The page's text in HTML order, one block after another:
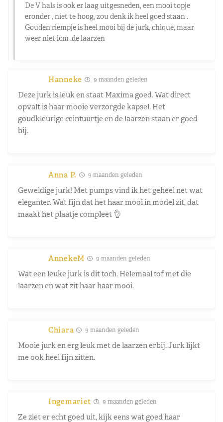
De V hals is ook er laag uitgesneden, een mooi topje
eronder , niet te hoog, zou denk ik heel goed staan .
Gouden riempje is heel mooi bij de jurk, chique, maar
weer niet icm .de laarzen
Hanneke 9 maanden geleden
Deze jurk is leuk en staat Maxima goed. Wat direct
opvalt is haar mooie verzorgde kapsel. Het
goudkleurige ceintuurtje en de laarzen staan er goed
bij.
Anna P. 9 maanden geleden
Geweldige jurk! Met pumps vind ik het geheel net wat
eleganter. Wat fijn dat het haar mooi in model zit, dat
maakt het plaatje compleet 👌
AnnekeM 9 maanden geleden
Wat een leuke jurk is dit toch. Helemaal tof met die
laarzen en wat zit haar haar mooi.
Chiara 9 maanden geleden
Mooie jurk en erg leuk met de laarzen erbij. Jurk lijkt
me ook heel fijn zitten.
Ingemariet 9 maanden geleden
Ze ziet er echt goed uit, kijk eens wat goed haar